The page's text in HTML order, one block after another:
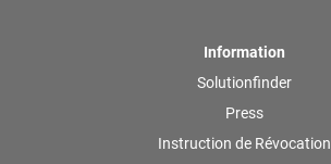
Information
Solutionfinder
Press
Instruction de Révocation